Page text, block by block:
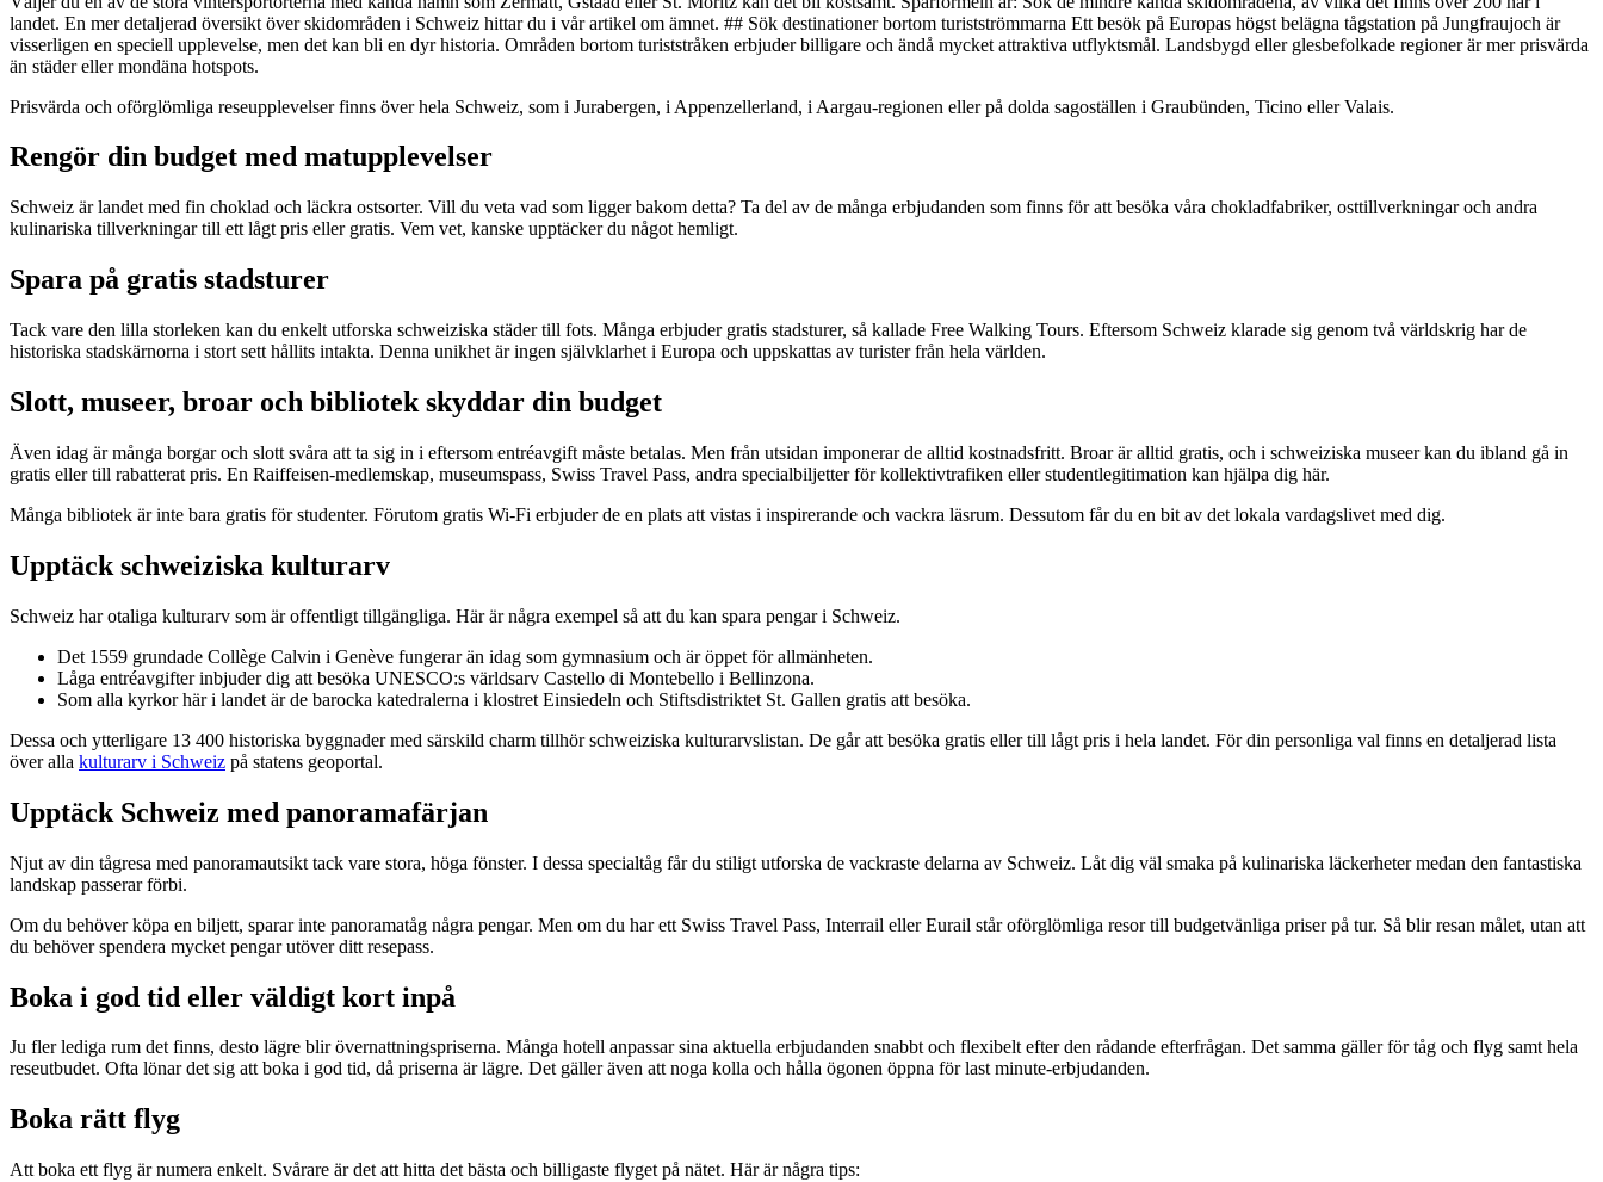
landet. En mer detaljerad översikt över skidområden i Schweiz hittar du i vår artikel om ämnet. ## Sök destinationer bortom turistströmmarna Ett besök på Europas högst belägna tågstation på Jungfraujoch är
visserligen en speciell upplevelse, men det kan bli en dyr historia. Områden bortom turiststråken erbjuder billigare och ändå mycket attraktiva utflyktsmål. Landsbygd eller glesbefolkade regioner är mer prisvärda
än städer eller mondäna hotspots.
Prisvärda och oförglömliga reseupplevelser finns över hela Schweiz, som i Jurabergen, i Appenzellerland, i Aargau-regionen eller på dolda sagoställen i Graubünden, Ticino eller Valais.
Rengör din budget med matupplevelser
Schweiz är landet med fin choklad och läckra ostsorter. Vill du veta vad som ligger bakom detta? Ta del av de många erbjudanden som finns för att besöka våra chokladfabriker, osttillverkningar och andra
kulinariska tillverkningar till ett lågt pris eller gratis. Vem vet, kanske upptäcker du något hemligt.
Spara på gratis stadsturer
Tack vare den lilla storleken kan du enkelt utforska schweiziska städer till fots. Många erbjuder gratis stadsturer, så kallade Free Walking Tours. Eftersom Schweiz klarade sig genom två världskrig har de
historiska stadskärnorna i stort sett hållits intakta. Denna unikhet är ingen självklarhet i Europa och uppskattas av turister från hela världen.
Slott, museer, broar och bibliotek skyddar din budget
Även idag är många borgar och slott svåra att ta sig in i eftersom entréavgift måste betalas. Men från utsidan imponerar de alltid kostnadsfritt. Broar är alltid gratis, och i schweiziska museer kan du ibland gå in
gratis eller till rabatterat pris. En Raiffeisen-medlemskap, museumspass, Swiss Travel Pass, andra specialbiljetter för kollektivtrafiken eller studentlegitimation kan hjälpa dig här.
Många bibliotek är inte bara gratis för studenter. Förutom gratis Wi-Fi erbjuder de en plats att vistas i inspirerande och vackra läsrum. Dessutom får du en bit av det lokala vardagslivet med dig.
Upptäck schweiziska kulturarv
Schweiz har otaliga kulturarv som är offentligt tillgängliga. Här är några exempel så att du kan spara pengar i Schweiz.
Det 1559 grundade Collège Calvin i Genève fungerar än idag som gymnasium och är öppet för allmänheten.
Låga entréavgifter inbjuder dig att besöka UNESCO:s världsarv Castello di Montebello i Bellinzona.
Som alla kyrkor här i landet är de barocka katedralerna i klostret Einsiedeln och Stiftsdistriktet St. Gallen gratis att besöka.
Dessa och ytterligare 13 400 historiska byggnader med särskild charm tillhör schweiziska kulturarvslistan. De går att besöka gratis eller till lågt pris i hela landet. För din personliga val finns en detaljerad lista
över alla kulturarv i Schweiz på statens geoportal.
Upptäck Schweiz med panoramafärjan
Njut av din tågresa med panoramautsikt tack vare stora, höga fönster. I dessa specialtåg får du stiligt utforska de vackraste delarna av Schweiz. Låt dig väl smaka på kulinariska läckerheter medan den fantastiska
landskap passerar förbi.
Om du behöver köpa en biljett, sparar inte panoramatåg några pengar. Men om du har ett Swiss Travel Pass, Interrail eller Eurail står oförglömliga resor till budgetvänliga priser på tur. Så blir resan målet, utan att
du behöver spendera mycket pengar utöver ditt resepass.
Boka i god tid eller väldigt kort inpå
Ju fler lediga rum det finns, desto lägre blir övernattningspriserna. Många hotell anpassar sina aktuella erbjudanden snabbt och flexibelt efter den rådande efterfrågan. Det samma gäller för tåg och flyg samt hela
reseutbudet. Ofta lönar det sig att boka i god tid, då priserna är lägre. Det gäller även att noga kolla och hålla ögonen öppna för last minute-erbjudanden.
Boka rätt flyg
Att boka ett flyg är numera enkelt. Svårare är det att hitta det bästa och billigaste flyget på nätet. Här är några tips: